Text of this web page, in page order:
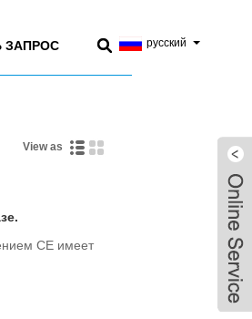
русский
ЗАПРОС
View as
CE имеет